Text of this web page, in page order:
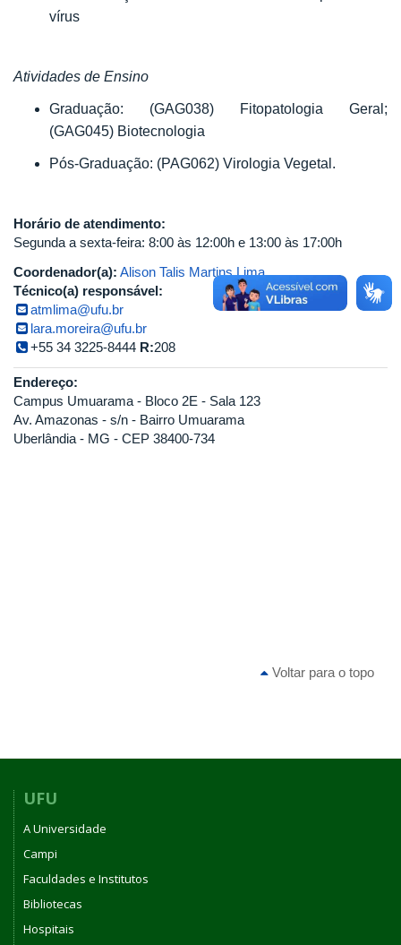
vírus
Atividades de Ensino
Graduação: (GAG038) Fitopatologia Geral;
(GAG045) Biotecnologia
Pós-Graduação: (PAG062) Virologia Vegetal.
Horário de atendimento:
Segunda a sexta-feira: 8:00 às 12:00h e 13:00 às 17:00h
Coordenador(a): Alison Talis Martins Lima
Técnico(a) responsável:
atmlima@ufu.br
lara.moreira@ufu.br
+55 34 3225-8444 R:208
Endereço:
Campus Umuarama - Bloco 2E - Sala 123
Av. Amazonas - s/n - Bairro Umuarama
Uberlândia - MG - CEP 38400-734
Voltar para o topo
UFU
A Universidade
Campi
Faculdades e Institutos
Bibliotecas
Hospitais